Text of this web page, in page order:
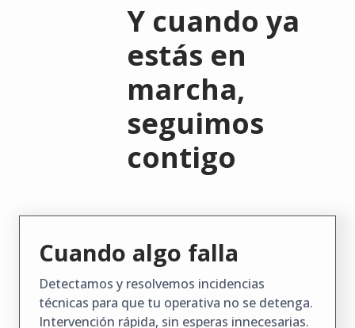
Y cuando ya
estás en
marcha,
seguimos
contigo
Cuando algo falla
Detectamos y resolvemos incidencias
técnicas para que tu operativa no se detenga.
Intervención rápida, sin esperas innecesarias.